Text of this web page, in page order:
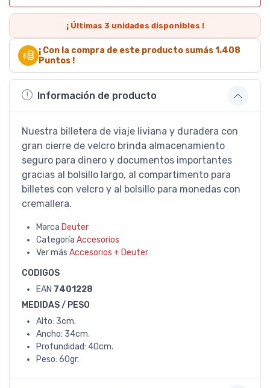
¡ Últimas 3 unidades disponibles !
¡ Con la compra de este producto sumás1.408
Puntos !
Información de producto
Nuestra billetera de viaje liviana y duradera con
gran cierre de velcro brinda almacenamiento
seguro para dinero y documentos importantes
gracias al bolsillo largo, al compartimento para
billetes con velcro y al bolsillo para monedas con
cremallera.
Marca Deuter
Categoría Accesorios
Ver más Accesorios + Deuter
CODIGOS
EAN 7401228
MEDIDAS / PESO
Alto: 3cm.
Ancho: 34cm.
Profundidad: 40cm.
Peso: 60gr.